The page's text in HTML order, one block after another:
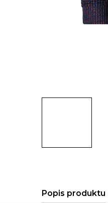
Popis produktu